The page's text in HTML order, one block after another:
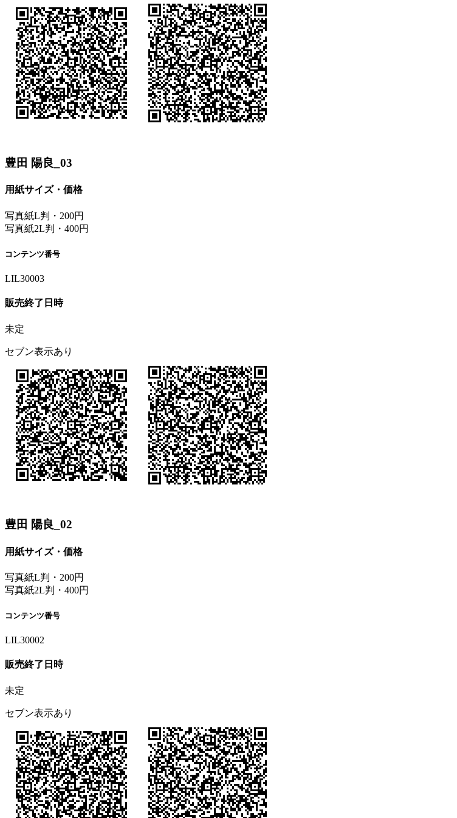
豊田 陽良_03
用紙サイズ・価格
写真紙L判・200円
写真紙2L判・400円
コンテンツ番号
LIL30003
販売終了日時
未定
セブン表示あり
豊田 陽良_02
用紙サイズ・価格
写真紙L判・200円
写真紙2L判・400円
コンテンツ番号
LIL30002
販売終了日時
未定
セブン表示あり